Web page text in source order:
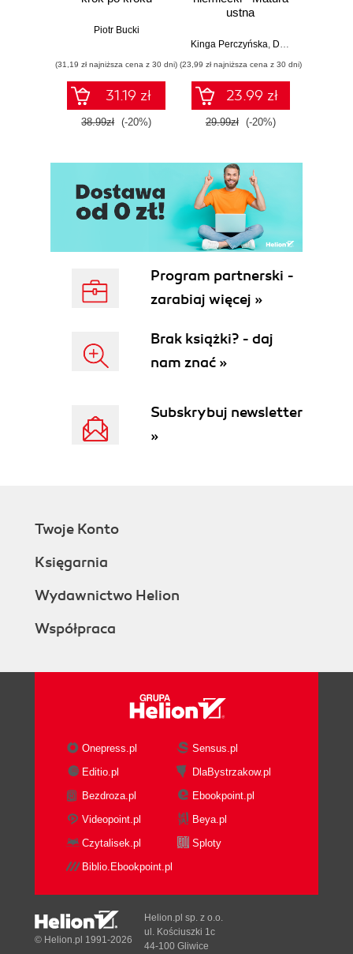
Piotr Bucki
(31,19 zł najniższa cena z 30 dni)
31.19 zł
38.99zł (-20%)
ustna
Kinga Perczyńska Dominika Złotek
(23,99 zł najniższa cena z 30 dni)
23.99 zł
29.99zł (-20%)
Program partnerski -
zarabiaj więcej »
Brak książki? - daj
nam znać »
Subskrybuj newsletter
»
Twoje Konto
Księgarnia
Wydawnictwo Helion
Współpraca
Onepress.pl
Sensus.pl
Editio.pl
DlaBystrzakow.pl
Bezdroza.pl
Ebookpoint.pl
Videopoint.pl
Beya.pl
Czytalisek.pl
Sploty
Biblio.Ebookpoint.pl
© Helion.pl 1991-2026
Helion.pl sp. z o.o.
ul. Kościuszki 1c
44-100 Gliwice